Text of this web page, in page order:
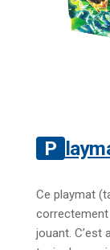
Ce playmat
jouant. C’est